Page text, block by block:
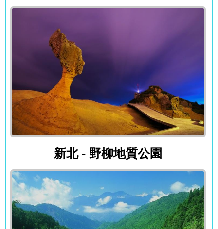
新北 - 野柳地質公園
新北 - 野柳地質公園